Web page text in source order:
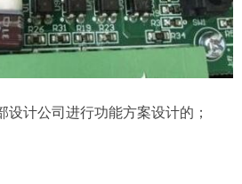
设计公司进行功能方案设计的；